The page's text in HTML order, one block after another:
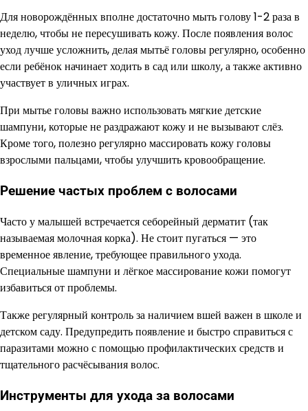
Для новорождённых вполне достаточно мыть голову 1-2 раза в
неделю, чтобы не пересушивать кожу. После появления волос
уход лучше усложнить, делая мытьё головы регулярно, особенно
если ребёнок начинает ходить в сад или школу, а также активно
участвует в уличных играх.
При мытье головы важно использовать мягкие детские
шампуни, которые не раздражают кожу и не вызывают слёз.
Кроме того, полезно регулярно массировать кожу головы
взрослыми пальцами, чтобы улучшить кровообращение.
Решение частых проблем с волосами
Часто у малышей встречается себорейный дерматит (так
называемая молочная корка). Не стоит пугаться — это
временное явление, требующее правильного ухода.
Специальные шампуни и лёгкое массирование кожи помогут
избавиться от проблемы.
Также регулярный контроль за наличием вшей важен в школе и
детском саду. Предупредить появление и быстро справиться с
паразитами можно с помощью профилактических средств и
тщательного расчёсывания волос.
Инструменты для ухода за волосами